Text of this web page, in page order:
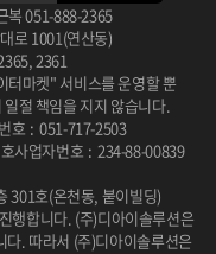
PHQ-9를 연속적으로
가 사용 데이터: 2010년
명을 대상으로 PHQ-
따른 주치의 면담 주요
시행보다 진단 정확도가
선별에 유용한 도구로
복051-888-2365
로 1001(연산동)
, 2361
터마켓" 서비스를 운영할 뿐
절 책임을 지지 않습니다.
호 : 051-717-2503
사업자번호 : 234-88-00839
301호(온천동, 붙이빌딩)
행합니다. (주)디아이솔루션은
다. 따라서 (주)디아이솔루션은